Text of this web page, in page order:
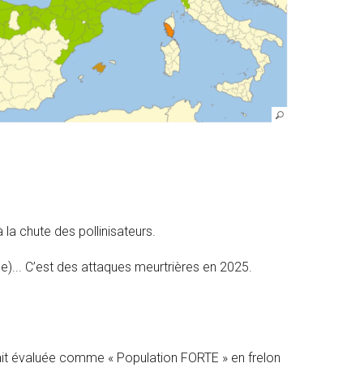
la chute des pollinisateurs.
C’est des attaques meurtrières en 2025.
évaluée comme « Population FORTE » en frelon